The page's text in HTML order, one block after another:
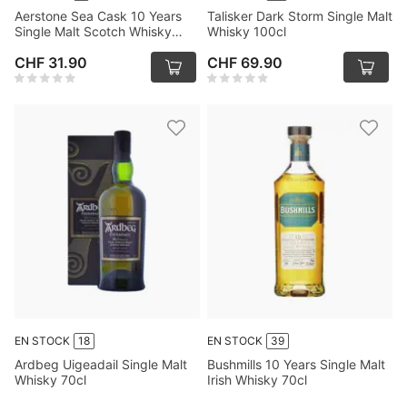
Aerstone Sea Cask 10 Years
Single Malt Scotch Whisky
CHF 31.90
Talisker Dark Storm Single Malt
Whisky 100cl
CHF 69.90
EN STOCK 18
Ardbeg Uigeadail Single Malt
Whisky 70cl
EN STOCK 39
Bushmills 10 Years Single Malt
Irish Whisky 70cl